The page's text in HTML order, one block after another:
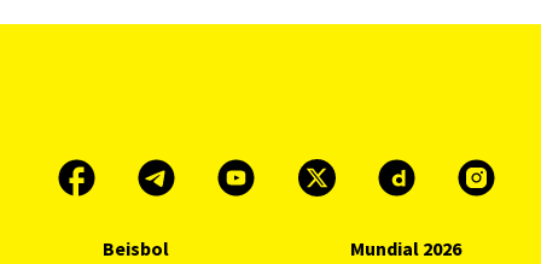
Beisbol Mundial 2026